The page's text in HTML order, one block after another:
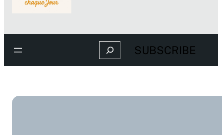
Search SUBSCRIBE